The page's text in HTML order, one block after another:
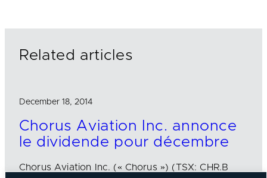
Related articles
December 18, 2014
Chorus Aviation Inc. annonce
le dividende pour décembre
Chorus Aviation Inc. (« Chorus ») (TSX: CHR.B